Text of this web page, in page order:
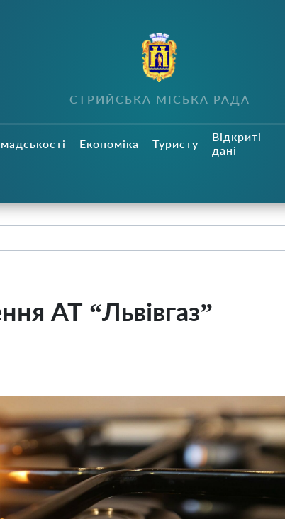
СТРИЙСЬКА МІСЬКА РАДА
Економіка Туристу
Відкриті
дані
АТ “Львівгаз”